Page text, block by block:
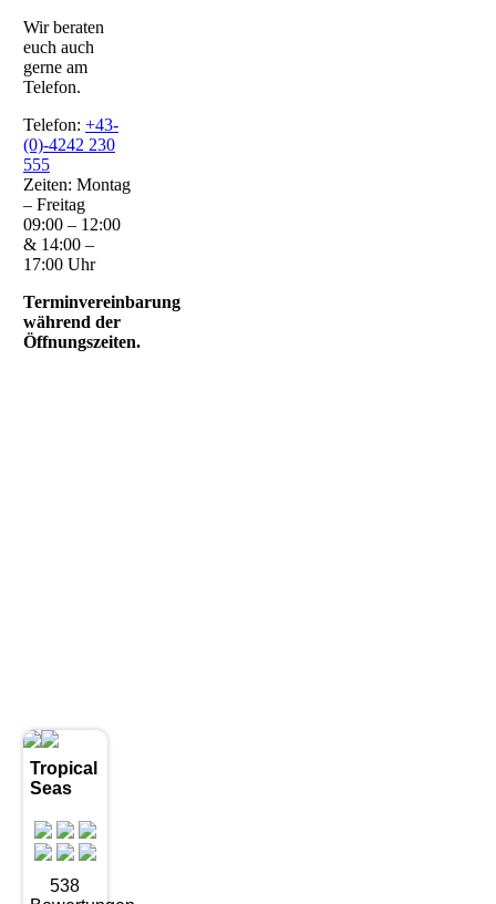
Wir beraten
euch auch
gerne am
Telefon.
Telefon: +43-
(0)-4242 230
555
Zeiten: Montag
– Freitag
09:00 – 12:00
& 14:00 –
17:00 Uhr
Terminvereinbarung
während der
Öffnungszeiten.
Tropical
Seas
538